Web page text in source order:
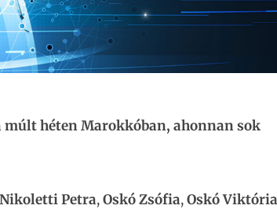
héten Marokkóban, ahonnan sok
Nikoletti Petra,Oskó Zsófia,Oskó Viktória